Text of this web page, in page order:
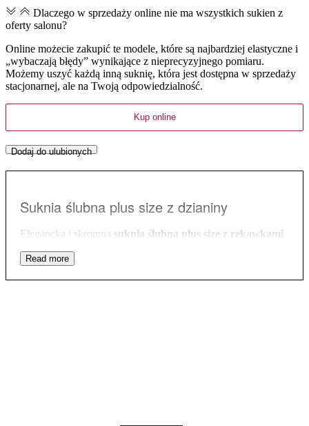
Dlaczego w sprzedaży online nie ma wszystkich sukien z
oferty salonu?
Online możecie zakupić te modele, które są najbardziej elastyczne i
„wybaczają błędy” wynikające z nieprecyzyjnego pomiaru.
Możemy uszyć każdą inną suknię, która jest dostępna w sprzedaży
stacjonarnej, ale na Twoją odpowiedzialność.
Kup online
Dodaj do ulubionych
Suknia ślubna plus size z dzianiny
Elegancka i skromna suknia ślubna plus size z rękawkami
oryginalność. Kreacja w kolorze zimnej bieli świetnie
nieoficjalnych imprez. Uszyta z lekkiej, dzianinowej koronki